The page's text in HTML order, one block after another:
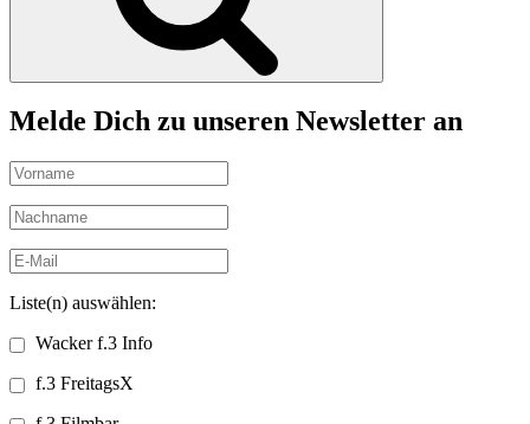
Melde Dich zu unseren Newsletter an
Liste(n) auswählen:
Wacker f.3 Info
f.3 FreitagsX